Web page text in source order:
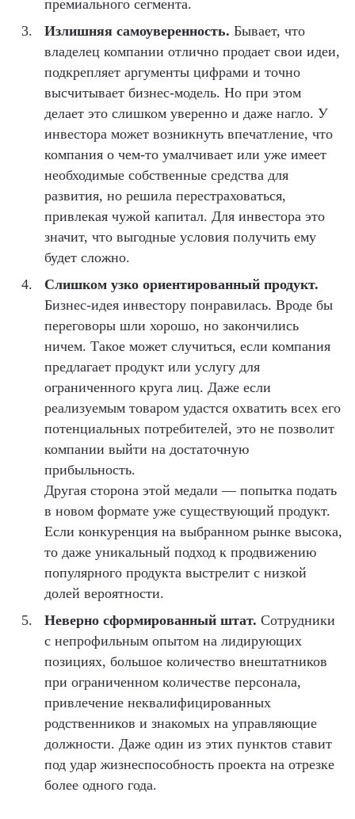
премиального сегмента.
Излишняя самоуверенность. Бывает, что
владелец компании отлично продает свои идеи,
подкрепляет аргументы цифрами и точно
высчитывает бизнес-модель. Но при этом
делает это слишком уверенно и даже нагло. У
инвестора может возникнуть впечатление, что
компания о чем-то умалчивает или уже имеет
необходимые собственные средства для
развития, но решила перестраховаться,
привлекая чужой капитал. Для инвестора это
значит, что выгодные условия получить ему
будет сложно.
Слишком узко ориентированный продукт.
Бизнес-идея инвестору понравилась. Вроде бы
переговоры шли хорошо, но закончились
ничем. Такое может случиться, если компания
предлагает продукт или услугу для
ограниченного круга лиц. Даже если
реализуемым товаром удастся охватить всех его
потенциальных потребителей, это не позволит
компании выйти на достаточную
прибыльность.
Другая сторона этой медали — попытка подать
в новом формате уже существующий продукт.
Если конкуренция на выбранном рынке высока,
то даже уникальный подход к продвижению
популярного продукта выстрелит с низкой
долей вероятности.
Неверно сформированный штат. Сотрудники
с непрофильным опытом на лидирующих
позициях, большое количество внештатников
при ограниченном количестве персонала,
привлечение неквалифицированных
родственников и знакомых на управляющие
должности. Даже один из этих пунктов ставит
под удар жизнеспособность проекта на отрезке
более одного года.